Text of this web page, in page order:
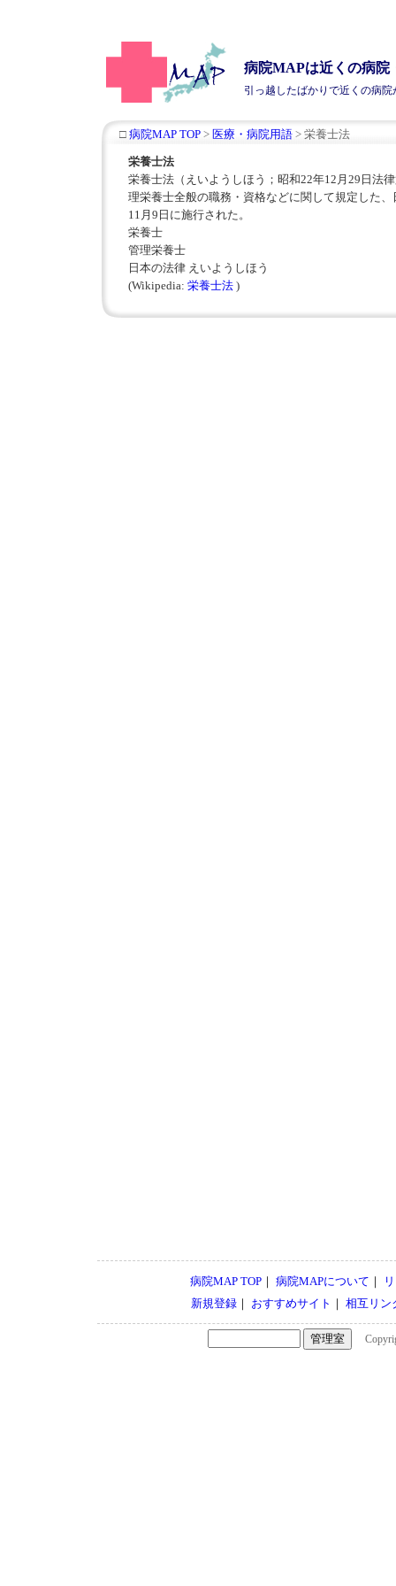
病院MAPは近くの病院
引っ越したばかりで近くの病院
□ 病院MAP TOP > 医療・病院用語 > 栄養士法
栄養士法
栄養士法（えいようしほう；昭和22年12月29日法
理栄養士全般の職務・資格などに関して規定した
11月9日に施行された。
栄養士
管理栄養士
日本の法律 えいようしほう
(Wikipedia: 栄養士法 )
病院MAP TOP ｜ 病院MAPについて ｜
新規登録 ｜ おすすめサイト ｜ 相互リン